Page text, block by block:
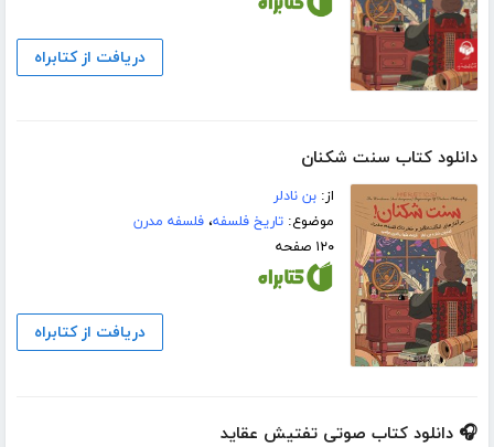
دریافت از کتابراه
دانلود کتاب سنت شکنان
از:بن نادلر
موضوع:تاریخ فلسفه،فلسفه مدرن
۱۲۰ صفحه
دریافت از کتابراه
🎧 دانلود کتاب صوتی تفتیش عقاید